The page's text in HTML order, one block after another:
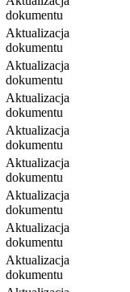
dokumentu
Aktualizacja
dokumentu
Aktualizacja
dokumentu
Aktualizacja
dokumentu
Aktualizacja
dokumentu
Aktualizacja
dokumentu
Aktualizacja
dokumentu
Aktualizacja
dokumentu
Aktualizacja
dokumentu